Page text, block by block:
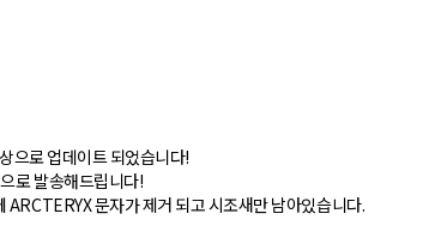
으로 업데이트 되었습니다!
로 발송해드립니다!
문자가 제거 되고 시조새만 남아있습니다.